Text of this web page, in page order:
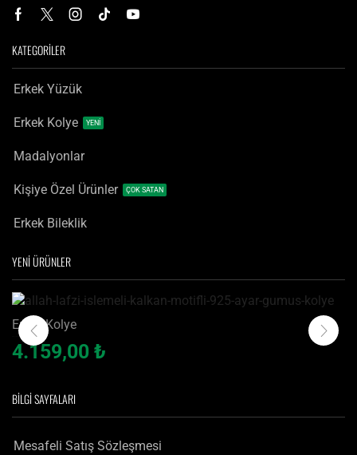
Kadın Yüzük
Küpe
Madalyon
Tesbih
KATEGORİLER
Erkek Yüzük
Erkek Kolye YENİ
Madalyonlar
Kişiye Özel Ürünler ÇOK SATAN
Erkek Bileklik
YENİ ÜRÜNLER
Erkek Kolye
4.159,00 ₺
BILGI SAYFALARI
Mesafeli Satış Sözleşmesi